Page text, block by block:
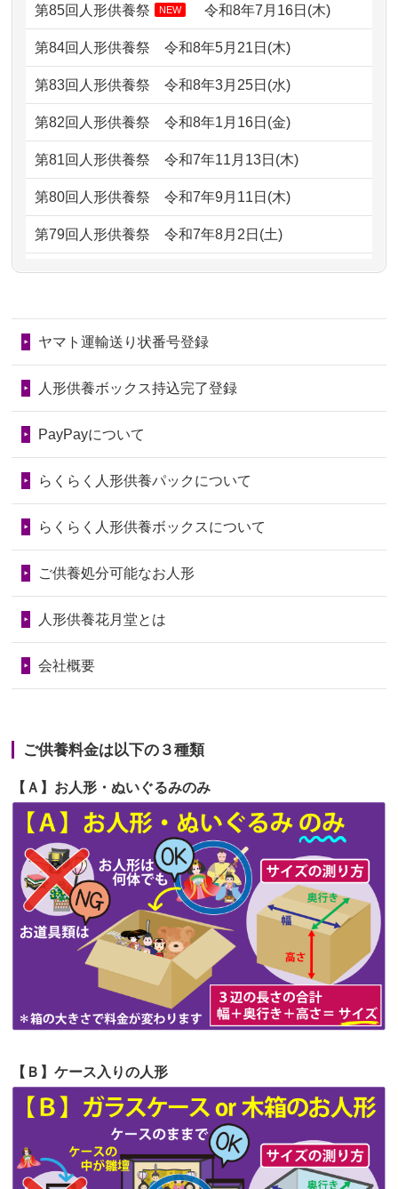
2026/07/05しっかりとお人形たちの供養をしてい
ただけると...
2026/06/30 長年大事にしてきた雛人形です、供養
していただ...
2026/06/29ガラスケースのまま引き取ってくださ
子どもの頃、妹と一緒にお雛様を出し
ました。お...
ので、お願...
2026/06/28以前和人形やぬいぐるみを供養いただ
いたことが...
の回りの物...
2026/06/28人形たちに これまで本当にありがとう
2026/06/24今は亡き両親が孫（私の子供）の初節
句に贈って...
2026/06/23ありがとうね
の祖父母か...
2026/06/20
雛人形をお道具も含め一式で引き取っ
てくださる...
2026/06/19
インターネット検索でホームページを
見つけまし...
どうなってるのですか？
2024/01/13会社のようですが、きちんと供養して
供養が終わったお人形以外はどうして
るのですか？
しょうか？
2024/01/04ガラスケースは外しても良いですか？
第85回人形供養祭 NEW 令和8年7月16日(木)
第84回人形供養祭令和8年5月21日(木)
第83回人形供養祭令和8年3月25日(水)
第82回人形供養祭令和8年1月16日(金)
第81回人形供養祭令和7年11月13日(木)
第80回人形供養祭令和7年9月11日(木)
第79回人形供養祭令和7年8月2日(土)
第78回人形供養祭令和7年6月20日(金)
第76回人形供養祭令和7年2月28日(金)
第75回人形供養祭令和7年1月17日(金)
第73回人形供養祭令和6年10月17日(木)
第71回人形供養祭令和6年8月1日(木)
第70回人形供養祭令和6年6月21日(金)
第68回人形供養祭令和6年3月22日(金)
第65回人形供養祭令和5年11月09日(木)
第64回人形供養祭令和5年9月21日(木)
第63回人形供養祭 令和5年8月1日(火)
第62回人形供養祭令和5年6月21日(水)
第61回人形供養祭 令和5年5月19日(金)
第60回人形供養祭令和5年3月28日(火)
第59回人形供養祭 令和5年2月10日(金)
第58回人形供養祭令和5年12月21日(水)
第56回人形供養祭 令和4年10月19日(水)
第55回人形供養祭令和4年9月8日(木)
第54回人形供養祭令和4年8月1日(月)
ヤマト運輸送り状番号登録
人形供養ボックス持込完了登録
PayPayについて
らくらく人形供養パックについて
らくらく人形供養ボックスについて
ご供養処分可能なお人形
人形供養花月堂とは
会社概要
ご供養料金は以下の３種類
【Ａ】お人形・ぬいぐるみのみ
【Ｂ】ケース入りの人形